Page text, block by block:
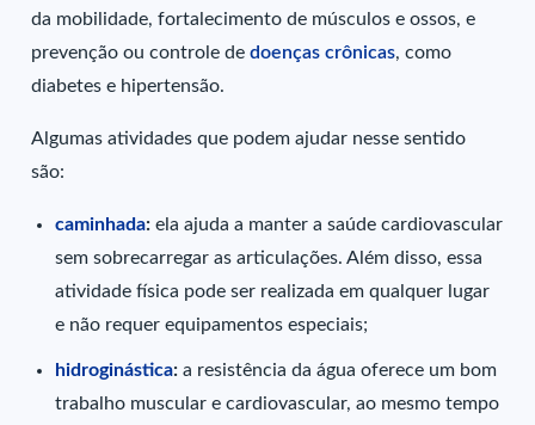
da mobilidade, fortalecimento de músculos e ossos, e
prevenção ou controle de doenças crônicas, como
diabetes e hipertensão.
Algumas atividades que podem ajudar nesse sentido
são:
caminhada:ela ajuda a manter a saúde cardiovascular
sem sobrecarregar as articulações. Além disso, essa
atividade física pode ser realizada em qualquer lugar
e não requer equipamentos especiais;
hidroginástica:a resistência da água oferece um bom
trabalho muscular e cardiovascular, ao mesmo tempo